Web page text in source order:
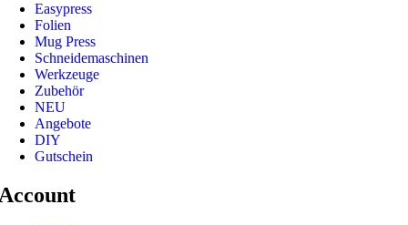
Easypress
Folien
Mug Press
Schneidemaschinen
Werkzeuge
Zubehör
NEU
Angebote
DIY
Gutschein